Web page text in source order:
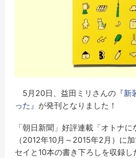
5月20日、益田ミリさんの 『
った』 が発刊となりました！
「朝日新聞」好評連載「オトナに
（2012年10月～2015年2月）に
セイと10本の書き下ろしを収録し